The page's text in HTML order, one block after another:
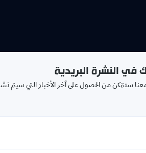
في النشرة البريدية
ستتمكن من الحصول على آخر الأخبار التي سيتم